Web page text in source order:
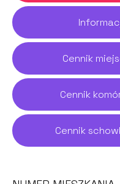
Cennik
Cennik
Cennik